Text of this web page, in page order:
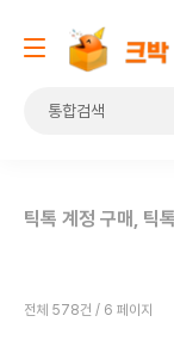
틱톡 계정 구매, 틱
전체 578건 / 6 페이지